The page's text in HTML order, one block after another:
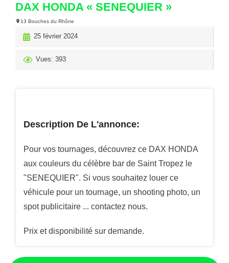
DAX HONDA « SENEQUIER »
13 Bouches du Rhône
25 février 2024
Vues: 393
Description De L'annonce:
Pour vos tournages, découvrez ce DAX HONDA
aux couleurs du célèbre bar de Saint Tropez le
"SENEQUIER". Si vous souhaitez louer ce
véhicule pour un tournage, un shooting photo, un
spot publicitaire ... contactez nous.
Prix et disponibilité sur demande.